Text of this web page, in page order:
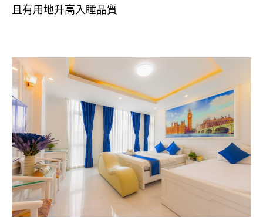
且有用地升高入睡品質